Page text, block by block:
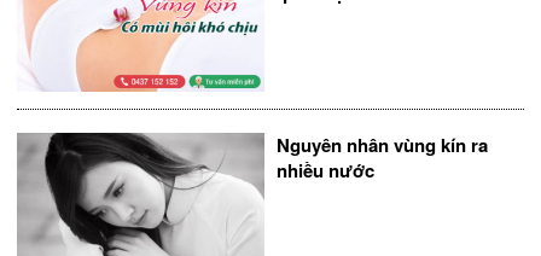
Nguyên nhân vùng kín ra
nhiều nước